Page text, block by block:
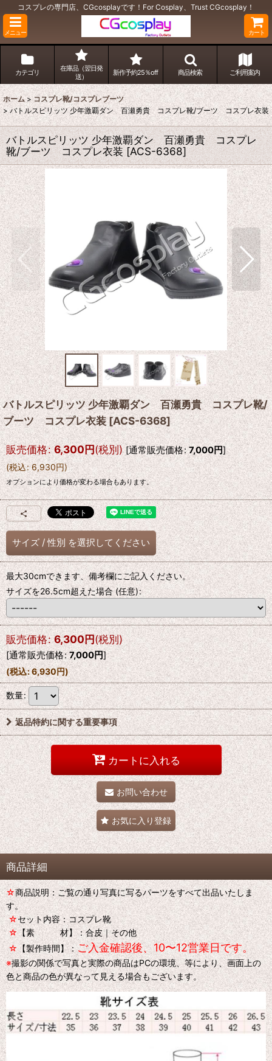
コスプレの専門店、CGcosplayです！For Cosplay、Trust CGcosplay！
メニュー カート
カテゴリ
在庫品（翌日発
送）
新作予約25％off 商品検索 ご利用案内
ホーム > コスプレ靴/コスプレブーツ
> バトルスピリッツ 少年激覇ダン 百瀬勇貴 コスプレ靴/ブーツ コスプレ衣装
バトルスピリッツ 少年激覇ダン 百瀬勇貴 コスプレ
靴/ブーツ コスプレ衣装 [ACS-6368]
バトルスピリッツ 少年激覇ダン 百瀬勇貴 コスプレ靴/
ブーツ コスプレ衣装[ACS-6368]
販売価格: 6,300円(税別) [通常販売価格: 7,000円]
(税込: 6,930円)
オプションにより価格が変わる場合もあります。
サイズ / 性別 を選択してください
最大30cmできます、備考欄にご記入ください。
サイズを26.5cm超えた場合(任意):
販売価格: 6,300円(税別)
[通常販売価格: 7,000円]
(税込:6,930円)
数量:
返品特約に関する重要事項
カートに入れる
お問い合わせ
お気に入り登録
商品詳細
☆商品説明：ご覧の通り写真に写るパーツをすべて出品いたしま
す。
☆セット内容：コスプレ靴
☆【素 材】：合皮｜その他
☆【製作時間】：ご入金確認後、10〜12営業日です。
※撮影の関係で写真と実際の商品はPCの環境、等により、画面上の
色と商品の色が異なって見える場合もございます。